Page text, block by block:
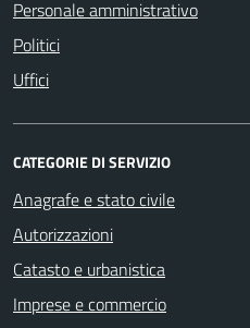
Personale amministrativo
Politici
Uffici
CATEGORIE DI SERVIZIO
Anagrafe e stato civile
Autorizzazioni
Catasto e urbanistica
Imprese e commercio